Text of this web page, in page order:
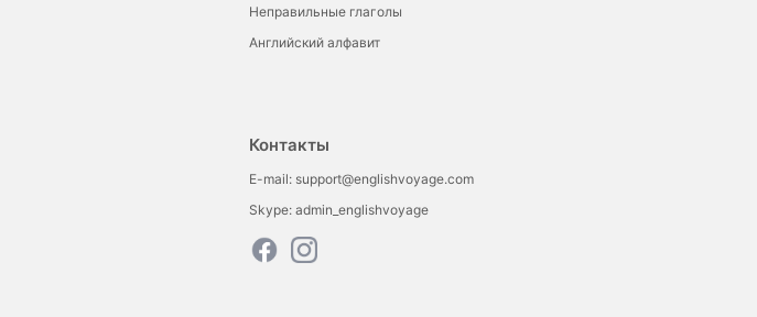
Неправильные глаголы
Английский алфавит
Контакты
E-mail: support@englishvoyage.com
Skype: admin_englishvoyage